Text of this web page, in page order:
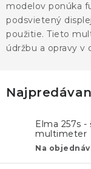
KONTAKTY
BLOG
modelov ponúka
podsvietený
použitie. Tieto
údržbu a opravy v
Elma 257s -
multimeter
Na